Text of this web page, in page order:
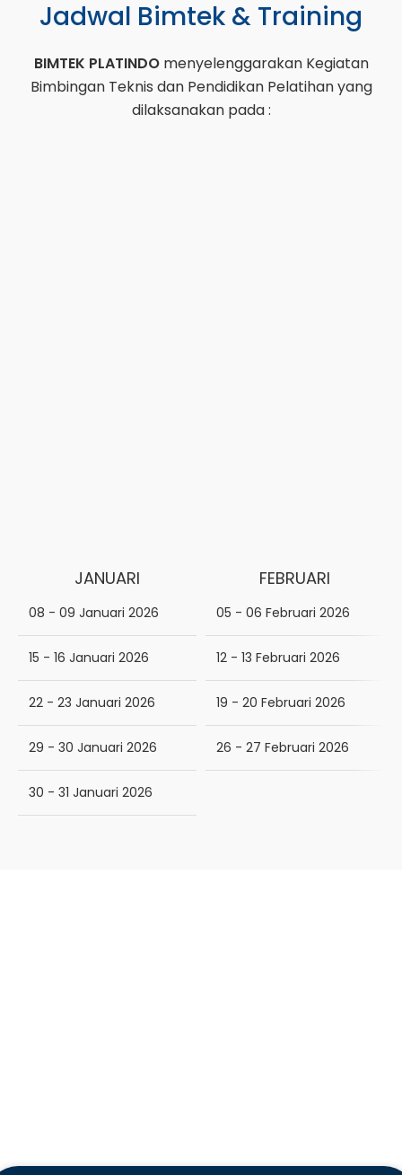
Jadwal Bimtek & Training
BIMTEK PLATINDO menyelenggarakan Kegiatan
Bimbingan Teknis dan Pendidikan Pelatihan yang
dilaksanakan pada :
JANUARI
08 - 09 Januari 2026
15 - 16 Januari 2026
22 - 23 Januari 2026
29 - 30 Januari 2026
30 - 31 Januari 2026
FEBRUARI
05 - 06 Februari 2026
12 - 13 Februari 2026
19 - 20 Februari 2026
26 - 27 Februari 2026